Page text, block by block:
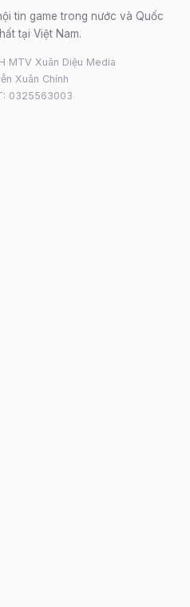
tin game trong nước và Quốc
tại Việt Nam.
MTV Xuân Diệu Media
Xuân Chính
0325563003